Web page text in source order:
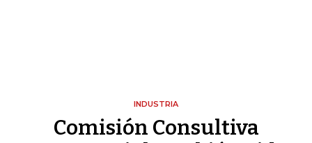
INDUSTRIA
Comisión Consultiva